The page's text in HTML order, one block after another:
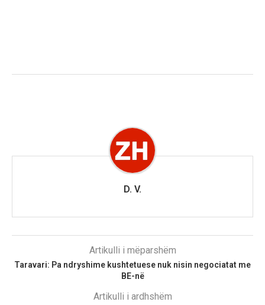
D. V.
Artikulli i mëparshëm
Taravari: Pa ndryshime kushtetuese nuk nisin negociatat me
BE-në
Artikulli i ardhshëm